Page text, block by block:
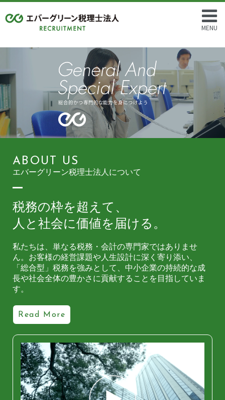
MENU
ABOUT US
エバーグリーン税理士法人について
税務の枠を超えて、
人と社会に価値を届ける。
私たちは、単なる税務・会計の専門家ではありませ
ん。 お客様の経営課題や人生設計に深く寄り添い、
「総合型」税務を強みとして、中小企業の持続的な成
長や社会全体の豊かさに貢献することを目指していま
す。
Read More